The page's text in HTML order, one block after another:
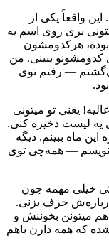
این واقعاً یکی از
بری روی اسم یه
هرکدومشون
کدومشونو ببینی. من
— رفتم توی
یعنی تو میتونی
یه لیست ذخیره کنی.
که قراره این ماه ببینم. دیگه
بنویسم — همه‌چی توی
خیلی مهمه چون
حرف بزنی.
میتونن بخوننش و
که همه دارن باهم